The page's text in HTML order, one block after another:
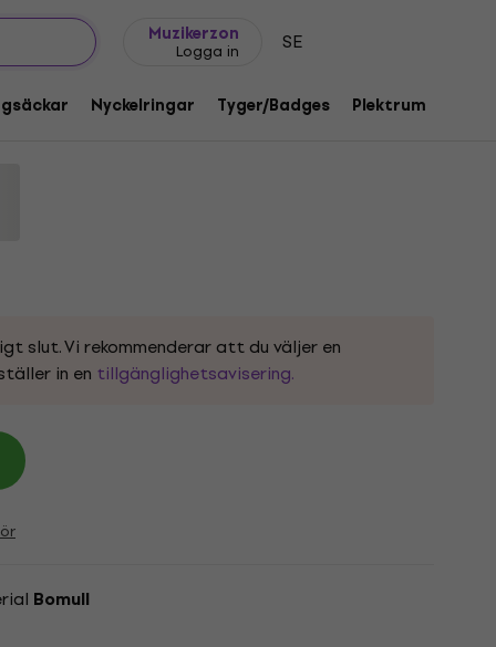
Muzikerzon
Logga in SE
Nyckelringar Tyger/Badges Plektrum
UP EU Tour '24 Black L Skjorta
slut. Vi rekommenderar att du väljer en
in en tillgänglighetsavisering.
Bomull